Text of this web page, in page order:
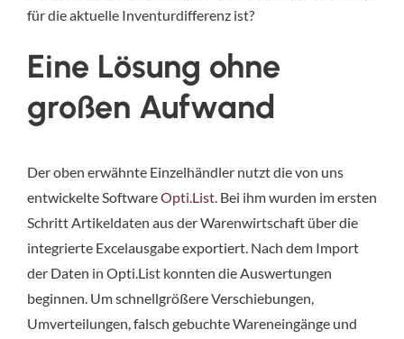
für die aktuelle Inventurdifferenz ist?
Eine Lösung ohne
großen Aufwand
Der oben erwähnte Einzelhändler nutzt die von uns
entwickelte SoftwareOpti.List. Bei ihm wurden im ersten
Schritt Artikeldaten aus der Warenwirtschaft über die
integrierte Excelausgabe exportiert. Nach dem Import
der Daten in Opti.List konnten die Auswertungen
beginnen. Um schnellgrößere Verschiebungen,
Umverteilungen, falsch gebuchte Wareneingänge und